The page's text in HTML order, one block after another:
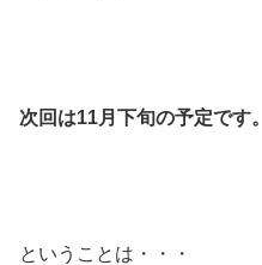
次回は11月下旬の予定です。
ということは・・・